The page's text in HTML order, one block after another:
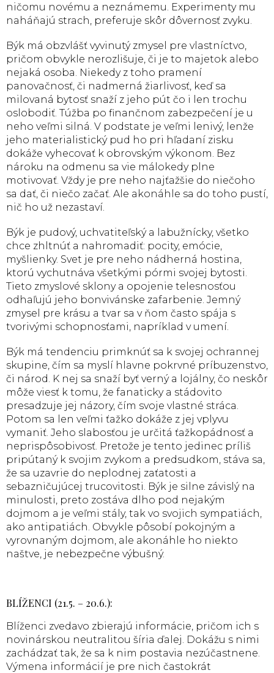
ničomu novému a neznámemu. Experimenty mu
naháňajú strach, preferuje skôr dôvernosť zvyku.
Býk má obzvlášť vyvinutý zmysel pre vlastníctvo,
pričom obvykle nerozlišuje, či je to majetok alebo
nejaká osoba. Niekedy z toho pramení
panovačnosť, či nadmerná žiarlivosť, keď sa
milovaná bytosť snaží z jeho pút čo i len trochu
oslobodiť. Túžba po finančnom zabezpečení je u
neho veľmi silná. V podstate je veľmi lenivý, lenže
jeho materialistický pud ho pri hľadaní zisku
dokáže vyhecovať k obrovským výkonom. Bez
nároku na odmenu sa vie málokedy plne
motivovať. Vždy je pre neho najťažšie do niečoho
sa dať, či niečo začať. Ale akonáhle sa do toho pustí,
nič ho už nezastaví.
Býk je pudový, uchvatiteľský a labužnícky, všetko
chce zhltnúť a nahromadiť: pocity, emócie,
myšlienky. Svet je pre neho nádherná hostina,
ktorú vychutnáva všetkými pórmi svojej bytosti.
Tieto zmyslové sklony a opojenie telesnosťou
odhaľujú jeho bonvivánske zafarbenie. Jemný
zmysel pre krásu a tvar sa v ňom často spája s
tvorivými schopnosťami, napríklad v umení.
Býk má tendenciu primknúť sa k svojej ochrannej
skupine, čím sa myslí hlavne pokrvné príbuzenstvo,
či národ. K nej sa snaží byť verný a lojálny, čo neskôr
môže viesť k tomu, že fanaticky a stádovito
presadzuje jej názory, čím svoje vlastné stráca.
Potom sa len veľmi ťažko dokáže z jej vplyvu
vymaniť. Jeho slabosťou je určitá ťažkopádnosť a
neprispôsobivosť. Pretože je tento jedinec príliš
pripútaný k svojim zvykom a predsudkom, stáva sa,
že sa uzavrie do neplodnej zaťatosti a
sebazničujúcej trucovitosti. Býk je silne závislý na
minulosti, preto zostáva dlho pod nejakým
dojmom a je veľmi stály, tak vo svojich sympatiách,
ako antipatiách. Obvykle pôsobí pokojným a
vyrovnaným dojmom, ale akonáhle ho niekto
naštve, je nebezpečne výbušný.
BLÍŽENCI (21.5. – 20.6.):
Blíženci zvedavo zbierajú informácie, pričom ich s
novinárskou neutralitou šíria ďalej. Dokážu s nimi
zachádzať tak, že sa k nim postavia nezúčastnene.
Výmena informácií je pre nich častokrát